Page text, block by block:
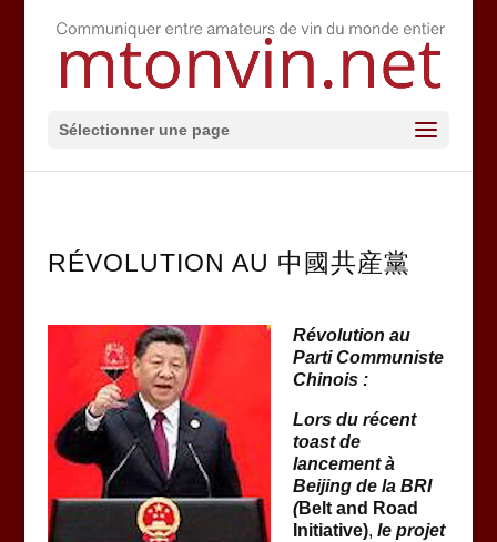
Sélectionner une page
RÉVOLUTION AU 中國共産黨
Révolution au
Parti Communiste
Chinois :
Lors du récent
toast de
lancement à
Beijing de la BRI
(Belt and Road
Initiative), le projet